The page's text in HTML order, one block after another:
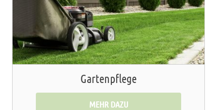
Gartenpflege
MEHR DAZU